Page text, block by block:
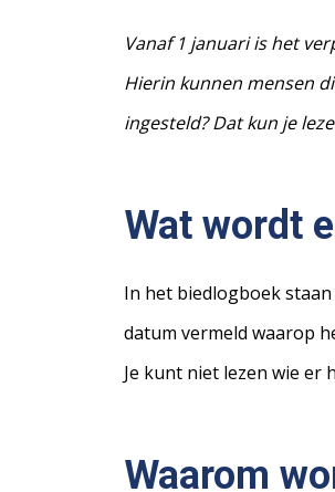
Vanaf 1 januari is het
Hierin kunnen mensen
ingesteld? Dat kun je
Wat wordt
In het biedlogboek
datum vermeld waarop
Je kunt niet lezen wie er
Waarom